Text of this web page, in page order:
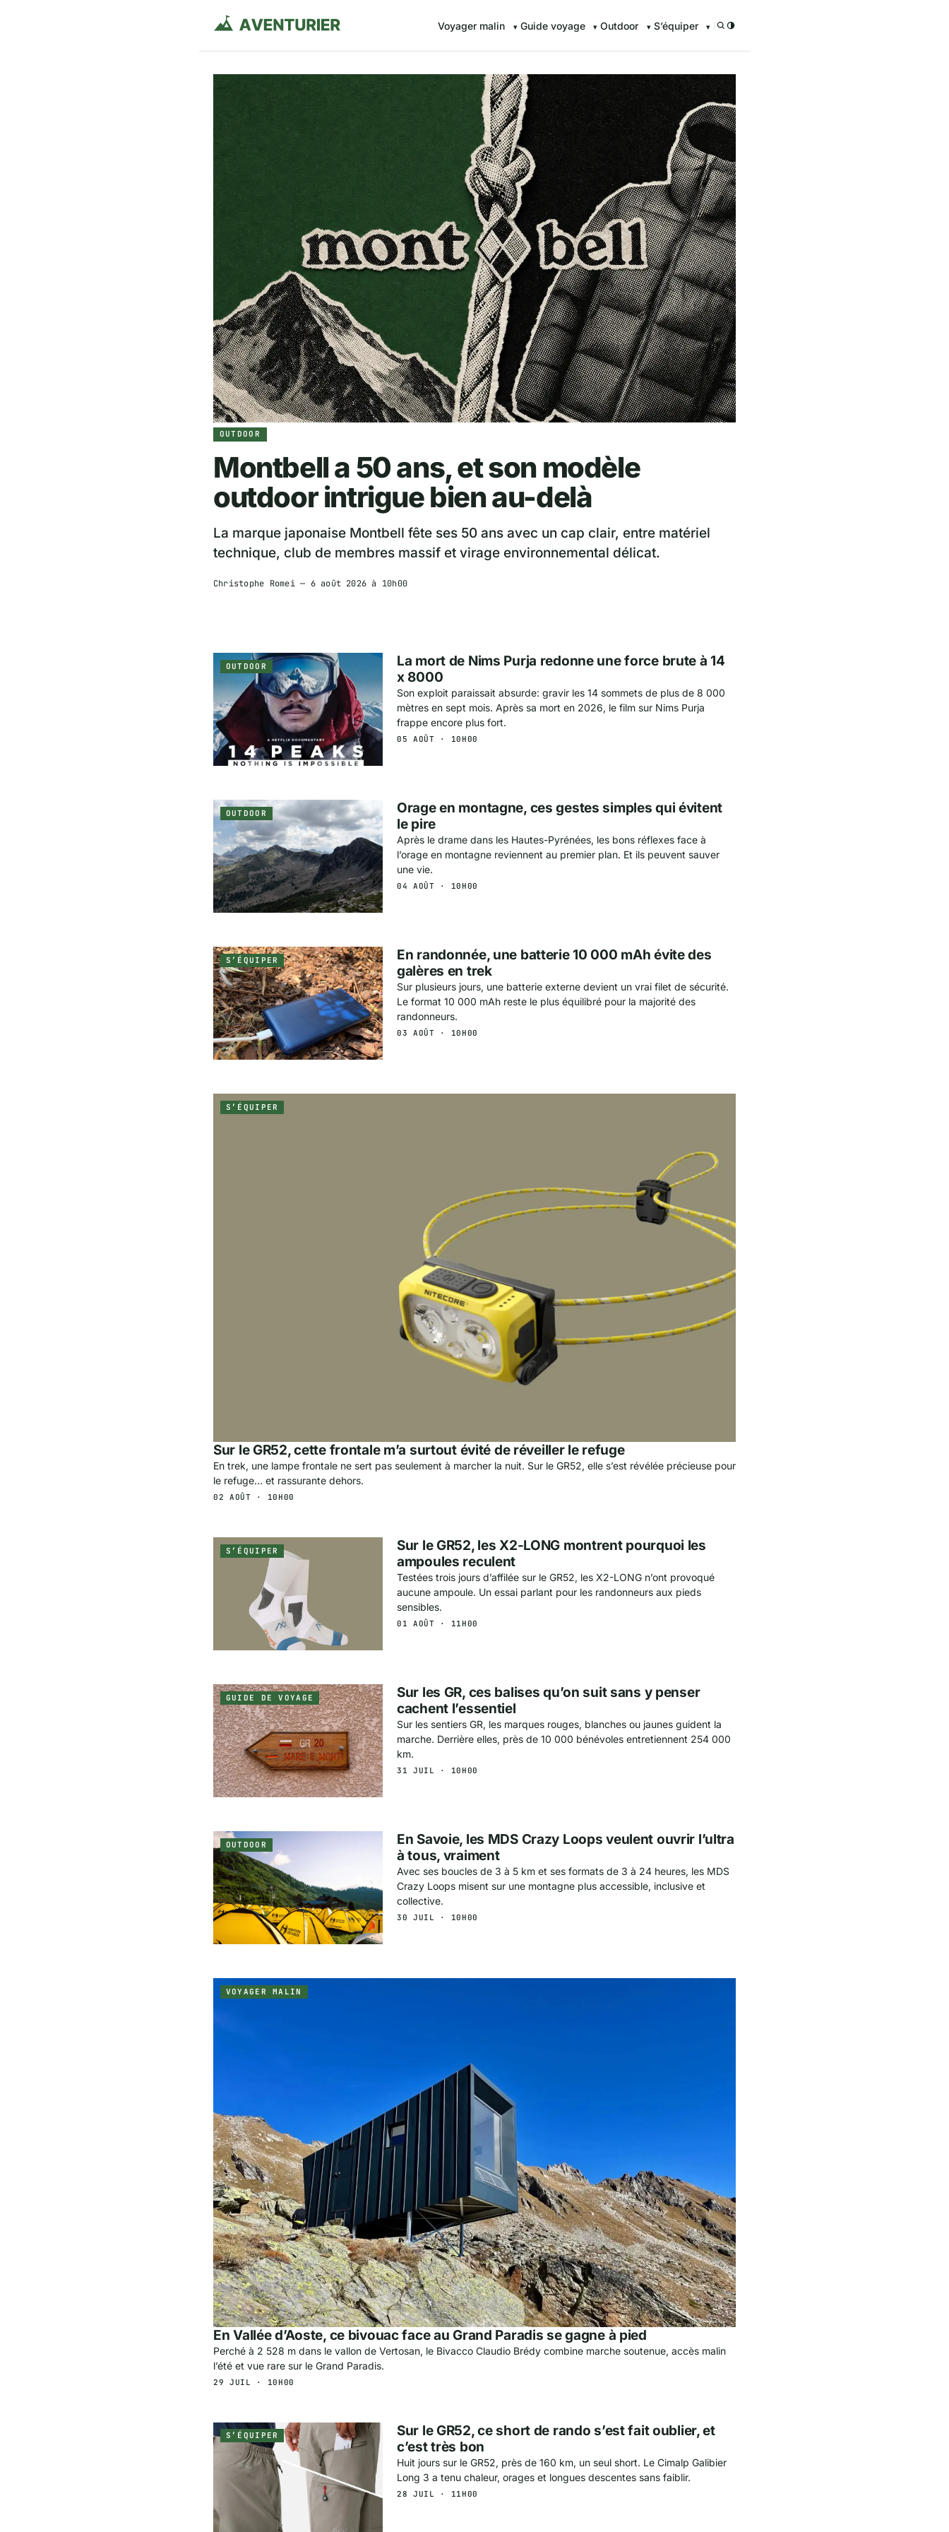
Aventurier.fr — Voyager malin avec Aventurier.FR grâce à nos
Voyager malin Guide voyage Outdoor S’équiper /
OUTDOOR
Montbell a 50 ans, et son modèle
outdoor intrigue bien au-delà
La marque japonaise Montbell fête ses 50 ans avec un cap clair, entre matériel
technique, club de membres massif et virage environnemental délicat.
Christophe Romei — 6 août 2026 à 10h00
OUTDOOR
La mort de Nims Purja redonne une force brute à 14
x 8000
Son exploit paraissait absurde: gravir les 14 sommets de plus de 8 000
mètres en sept mois. Après sa mort en 2026, le film sur Nims Purja
frappe encore plus fort.
05 AOÛT · 10H00
OUTDOOR
Orage en montagne, ces gestes simples qui évitent
le pire
Après le drame dans les Hautes-Pyrénées, les bons réflexes face à
l’orage en montagne reviennent au premier plan. Et ils peuvent sauver
une vie.
04 AOÛT · 10H00
S’ÉQUIPER
En randonnée, une batterie 10 000 mAh évite des
galères en trek
Sur plusieurs jours, une batterie externe devient un vrai filet de sécurité.
Le format 10 000 mAh reste le plus équilibré pour la majorité des
randonneurs.
03 AOÛT · 10H00
S’ÉQUIPER
Sur le GR52, cette frontale m’a surtout évité de réveiller le refuge
En trek, une lampe frontale ne sert pas seulement à marcher la nuit. Sur le GR52, elle s’est révélée précieuse pour
le refuge… et rassurante dehors.
02 AOÛT · 10H00
S’ÉQUIPER
Sur le GR52, les X2-LONG montrent pourquoi les
ampoules reculent
Testées trois jours d’affilée sur le GR52, les X2-LONG n’ont provoqué
aucune ampoule. Un essai parlant pour les randonneurs aux pieds
sensibles.
01 AOÛT · 11H00
GUIDE DE VOYAGE
Sur les GR, ces balises qu’on suit sans y penser
cachent l’essentiel
Sur les sentiers GR, les marques rouges, blanches ou jaunes guident la
marche. Derrière elles, près de 10 000 bénévoles entretiennent 254 000
km.
31 JUIL · 10H00
OUTDOOR
En Savoie, les MDS Crazy Loops veulent ouvrir l’ultra
à tous, vraiment
Avec ses boucles de 3 à 5 km et ses formats de 3 à 24 heures, les MDS
Crazy Loops misent sur une montagne plus accessible, inclusive et
collective.
30 JUIL · 10H00
VOYAGER MALIN
En Vallée d’Aoste, ce bivouac face au Grand Paradis se gagne à pied
Perché à 2 528 m dans le vallon de Vertosan, le Bivacco Claudio Brédy combine marche soutenue, accès malin
l’été et vue rare sur le Grand Paradis.
29 JUIL · 10H00
S’ÉQUIPER
Sur le GR52, ce short de rando s’est fait oublier, et
c’est très bon
Huit jours sur le GR52, près de 160 km, un seul short. Le Cimalp Galibier
Long 3 a tenu chaleur, orages et longues descentes sans faiblir.
28 JUIL · 11H00